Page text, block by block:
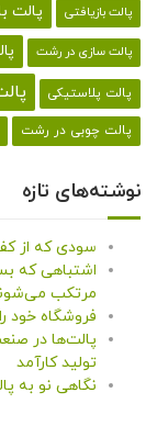
پالت بازیافتی پالت
پالت سازی در رشت
پالت پلاستیکی
پالت چوبی در رشت
نوشته‌های تازه
سودی که از
اشتباهی که
مرتکب
فروشگاه خود
پالت‌ها در
تولید کارآمد
نگاهی نو به